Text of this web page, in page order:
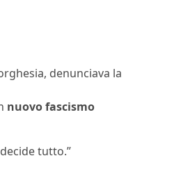
denunciava la
nuovo fascismo
tutto.”